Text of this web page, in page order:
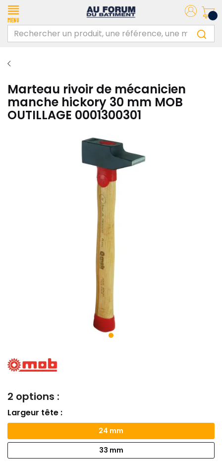
Menu
Marteau rivoir de mécanicien
manche hickory 30 mm MOB
OUTILLAGE 0001300301
2 options :
Largeur tête :
24 mm
33 mm